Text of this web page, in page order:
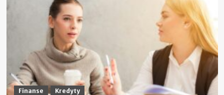
pary
walutowe
na
Forex,
które
warto
znać
przed
pierwszym
trade’em
Finanse Kredyty